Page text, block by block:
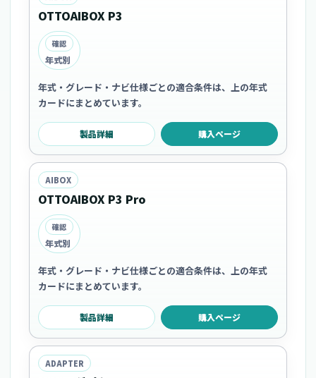
OTTOAIBOX P3
確認
年式別
年式・グレード・ナビ仕様ごとの適合条件は、上の年式
カードにまとめています。
製品詳細 購入ページ
AIBOX
OTTOAIBOX P3 Pro
確認
年式別
年式・グレード・ナビ仕様ごとの適合条件は、上の年式
カードにまとめています。
製品詳細 購入ページ
ADAPTER